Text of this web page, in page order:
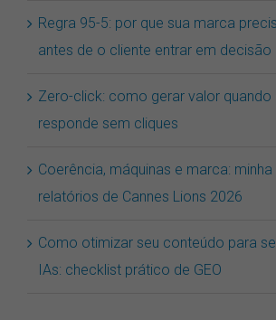
Regra 95-5: por que sua marca
antes de o cliente entrar em decisão
Zero-click: como gerar valor quando
responde sem cliques
Coerência, máquinas e marca:
relatórios de Cannes Lions 2026
Como otimizar seu conteúdo para
IAs: checklist prático de GEO